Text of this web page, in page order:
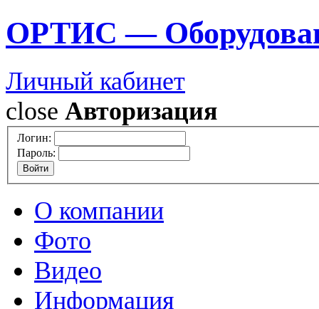
ОРТИС —
Личный кабинет
close Авторизация
Логин:
Пароль:
О компании
Фото
Видео
Информация